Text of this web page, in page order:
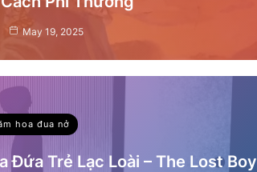
May 19, 2025
hoa đua nở
Đứa Trẻ Lạc Loài – The Lost Boy